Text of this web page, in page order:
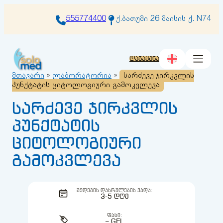
555774400 ქ.ბათუმი 26 მაისის ქ. N74
დაჯავშნა
მთავარი » ლაბორატორია »
სარძევე ჯირკვლის
პუნქტატის ციტოლოგიური გამოკვლევა
სარძევე ჯირკვლის
პუნქტატის
ციტოლოგიური
გამოკვლევა
ᲨᲔᲓᲔᲒᲘᲡ ᲓᲐᲡᲠᲣᲚᲔᲑᲘᲡ ᲕᲐᲓᲐ:
3-5 ᲓᲦᲔ
ᲤᲐᲡᲘ: